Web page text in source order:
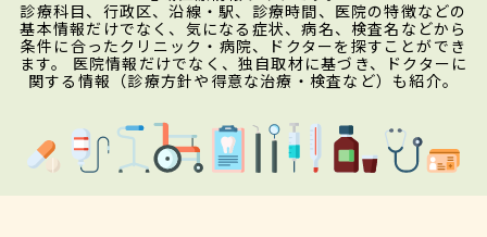
診療科目、行政区、沿線・駅、診療時間、医院の特徴などの
基本情報だけでなく、気になる症状、病名、検査名などから
条件に合ったクリニック・病院、ドクターを探すことができ
ます。 医院情報だけでなく、独自取材に基づき、ドクターに
関する情報（診療方針や得意な治療・検査など）も紹介。